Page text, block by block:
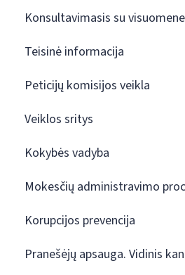
Konsultavimasis su visuomene
Teisinė informacija
Peticijų komisijos veikla
Veiklos sritys
Kokybės vadyba
Mokesčių administravimo
Korupcijos prevencija
Pranešėjų apsauga. Vidinis